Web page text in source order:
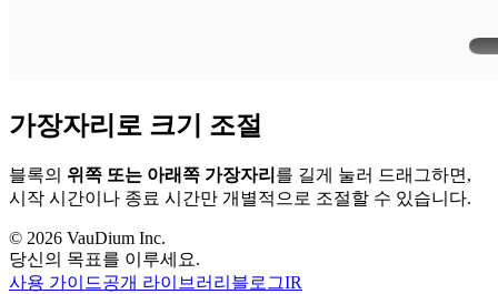
가장자리로 크기 조절
블록의 위쪽 또는 아래쪽 가장자리 를 길게 눌러 드래그하면,
시작 시간이나 종료 시간만 개별적으로 조절할 수 있습니다.
© 2026 VauDium Inc.
당신의 목표를 이루세요.
사용 가이드공개 라이브러리 블로그IR